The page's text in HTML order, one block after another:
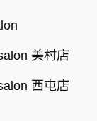
美村店
西屯店